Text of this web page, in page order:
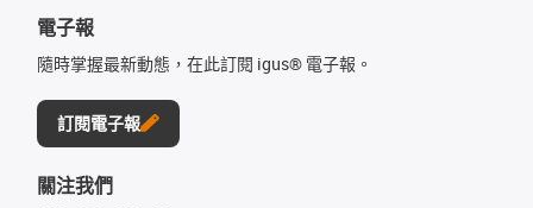
電子報
隨時掌握最新動態，在此訂閱 igus® 電子報。
訂閱電子報
關注我們